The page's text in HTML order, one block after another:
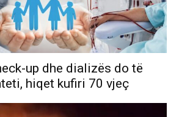
up dhe dializës do të
hiqet kufiri 70 vjeç